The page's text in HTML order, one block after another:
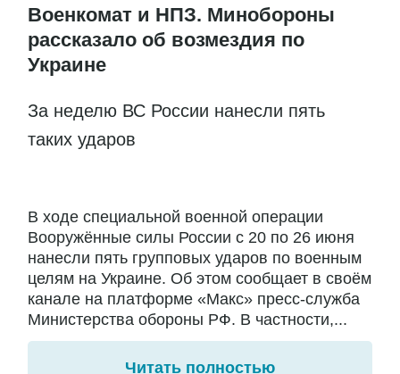
Военкомат и НПЗ. Минобороны
рассказало об возмездия по
Украине
За неделю ВС России нанесли пять
таких ударов
В ходе специальной военной операции
Вооружённые силы России с 20 по 26 июня
нанесли пять групповых ударов по военным
целям на Украине. Об этом сообщает в своём
канале на платформе «Макс» пресс-служба
Министерства обороны РФ. В частности,...
Читать полностью